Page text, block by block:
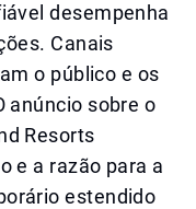
desempenha
Canais
o público e os
anúncio sobre o
Resorts
e a razão para a
estendido